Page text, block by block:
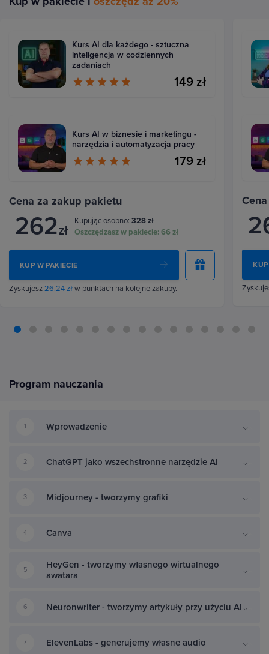
Kurs AI dla każdego - sztuczna
inteligencja w codziennych
zadaniach
149 zł
Kurs AI w biznesie i marketingu -
narzędzia i automatyzacja pracy
179 zł
Cena za zakup pakietu
262zł
Kupując osobno: 328 zł
Oszczędzasz w pakiecie:66 zł
KUP W PAKIECIE
Zyskujesz26.24 złw punktach na kolejne zakupy.
Program nauczania
1 Wprowadzenie
2 ChatGPT jako wszechstronne narzędzie AI
3 Midjourney - tworzymy grafiki
4 Canva
5
HeyGen - tworzymy własnego wirtualnego
awatara
6 Neuronwriter - tworzymy artykuły przy użyciu AI
7 ElevenLabs - generujemy własne audio